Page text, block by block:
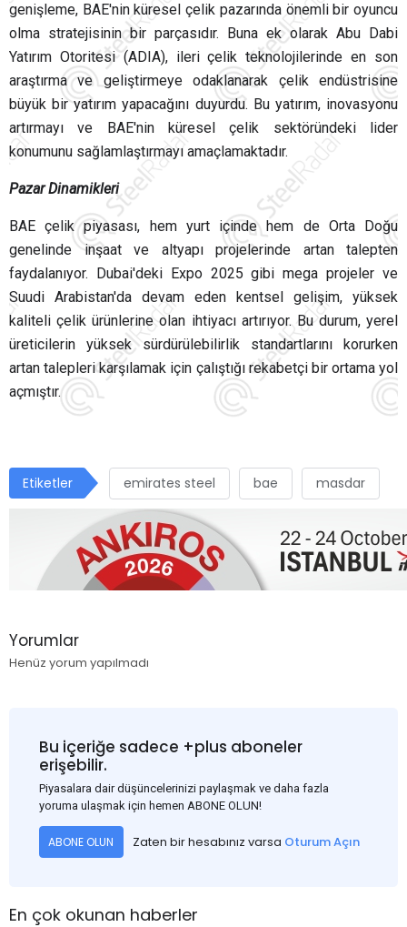
genişleme, BAE'nin küresel çelik pazarında önemli bir oyuncu
olma stratejisinin bir parçasıdır. Buna ek olarak Abu Dabi
Yatırım Otoritesi (ADIA), ileri çelik teknolojilerinde en son
araştırma ve geliştirmeye odaklanarak çelik endüstrisine
büyük bir yatırım yapacağını duyurdu. Bu yatırım, inovasyonu
artırmayı ve BAE'nin küresel çelik sektöründeki lider
konumunu sağlamlaştırmayı amaçlamaktadır.
Pazar Dinamikleri
BAE çelik piyasası, hem yurt içinde hem de Orta Doğu
genelinde inşaat ve altyapı projelerinde artan talepten
faydalanıyor. Dubai'deki Expo 2025 gibi mega projeler ve
Suudi Arabistan'da devam eden kentsel gelişim, yüksek
kaliteli çelik ürünlerine olan ihtiyacı artırıyor. Bu durum, yerel
üreticilerin yüksek sürdürülebilirlik standartlarını korurken
artan talepleri karşılamak için çalıştığı rekabetçi bir ortama yol
açmıştır.
Etiketler emirates steel bae masdar
Yorumlar
Henüz yorum yapılmadı
Bu içeriğe sadece +plus aboneler
erişebilir.
Piyasalara dair düşüncelerinizi paylaşmak ve daha fazla
yoruma ulaşmak için hemen ABONE OLUN!
ABONE OLUN Zaten bir hesabınız varsa Oturum Açın
En çok okunan haberler